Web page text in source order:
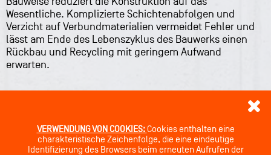
Wesentliche. Komplizierte Schichtenabfolgen und
Verzicht auf Verbundmaterialien vermeidet Fehler und
lässt am Ende des Lebenszyklus des Bauwerks einen
Rückbau und Recycling mit geringem Aufwand
erwarten.
VERWENDUNG VON COOKIES:Cookies enthalten eine
charakteristische Zeichenfolge, die eine eindeutige
Identifizierung des Browsers beim erneuten Aufrufen der